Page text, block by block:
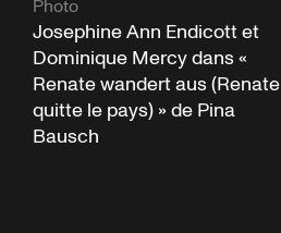
Photo
Josephine Ann Endicott et
Dominique Mercy dans «
Renate wandert aus (Renate
quitte le pays) » de Pina
Bausch